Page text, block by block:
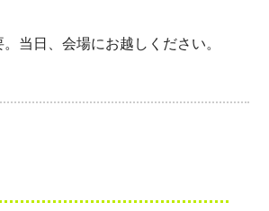
当日、会場にお越しください。